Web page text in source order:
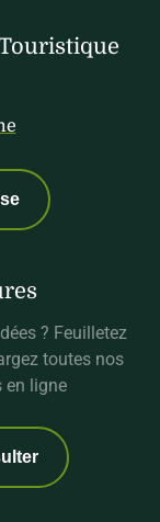
? Feuilletez
toutes nos
en ligne